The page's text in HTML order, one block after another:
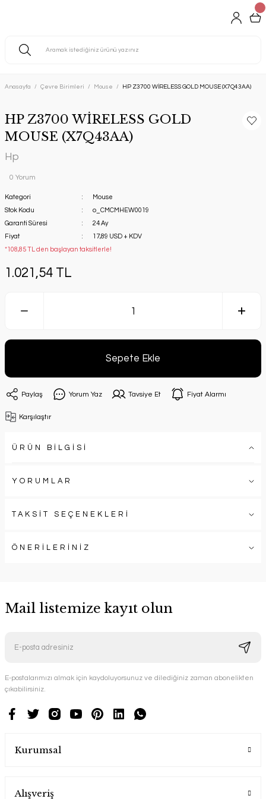
Anasayfa Çevre Birimleri Mouse HP Z3700 WİRELESS GOLD MOUSE (X7Q43AA)
HP Z3700 WİRELESS GOLD
MOUSE (X7Q43AA)
Hp
0 Yorum
Kategori
Mouse
Stok Kodu
o_CMCMHEW0019
Garanti Süresi
24 Ay
Fiyat
17,89 USD + KDV
*108,85 TL den başlayan taksitlerle!
1.021,54 TL
Sepete Ekle
Paylaş Yorum Yaz Tavsiye Et Fiyat Alarmı
Karşılaştır
ÜRÜN BİLGİSİ
YORUMLAR
TAKSİT SEÇENEKLERİ
ÖNERİLERİNİZ
Mail listemize kayıt olun
E-postalarımızı almak için kaydoluyorsunuz ve dilediğiniz zaman abonelikten
çıkabilirsiniz.
Kurumsal
Alışveriş